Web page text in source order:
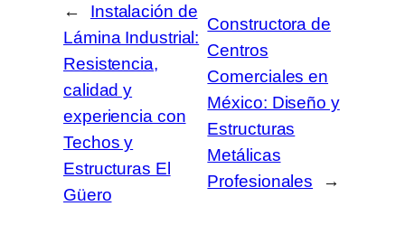
←
Instalación de
Lámina Industrial:
Resistencia,
calidad y
experiencia con
Techos y
Estructuras El
Güero
Constructora de
Centros
Comerciales en
México: Diseño y
Estructuras
Metálicas
Profesionales
→